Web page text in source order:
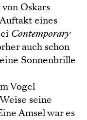
Oskars
eines
Contemporary
auch schon
Sonnenbrille
Vogel
seine
Amsel war es